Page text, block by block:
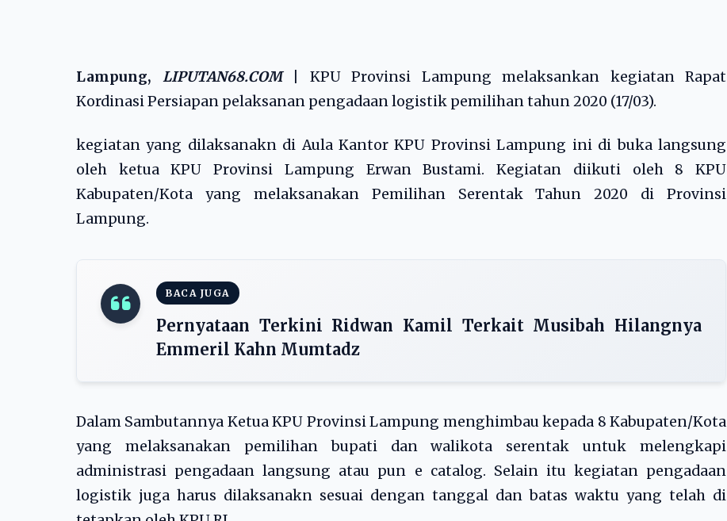
Lampung, LIPUTAN68.COM| KPU Provinsi Lampung melaksankan kegiatan Rapat
Kordinasi Persiapan pelaksanan pengadaan logistik pemilihan tahun 2020 (17/03).
kegiatan yang dilaksanakn di Aula Kantor KPU Provinsi Lampung ini di buka langsung
oleh ketua KPU Provinsi Lampung Erwan Bustami. Kegiatan diikuti oleh 8 KPU
Kabupaten/Kota yang melaksanakan Pemilihan Serentak Tahun 2020 di Provinsi
Lampung.
BACA JUGA
Pernyataan Terkini Ridwan Kamil Terkait Musibah Hilangnya
Emmeril Kahn Mumtadz
Dalam Sambutannya Ketua KPU Provinsi Lampung menghimbau kepada 8 Kabupaten/Kota
yang melaksanakan pemilihan bupati dan walikota serentak untuk melengkapi
administrasi pengadaan langsung atau pun e catalog. Selain itu kegiatan pengadaan
logistik juga harus dilaksanakn sesuai dengan tanggal dan batas waktu yang telah di